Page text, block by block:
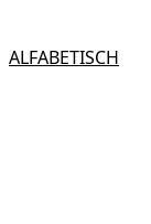
ALFABETISCH